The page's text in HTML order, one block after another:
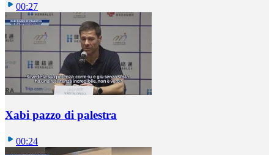
00:27
Xabi pazzo di palestra
00:24